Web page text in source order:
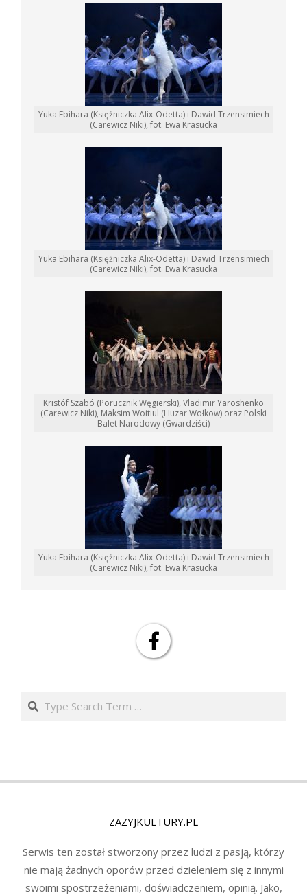
Yuka Ebihara (Księżniczka Alix-Odetta) i Dawid Trzensimiech
(Carewicz Niki), fot. Ewa Krasucka
Yuka Ebihara (Księżniczka Alix-Odetta) i Dawid Trzensimiech
(Carewicz Niki), fot. Ewa Krasucka
Kristóf Szabó (Porucznik Węgierski), Vladimir Yaroshenko
(Carewicz Niki), Maksim Woitiul (Huzar Wołkow) oraz Polski
Balet Narodowy (Gwardziści)
Yuka Ebihara (Księżniczka Alix-Odetta) i Dawid Trzensimiech
(Carewicz Niki), fot. Ewa Krasucka
Search
ZAZYJKULTURY.PL
Serwis ten został stworzony przez ludzi z pasją, którzy
nie mają żadnych oporów przed dzieleniem się z innymi
swoimi spostrzeżeniami, doświadczeniem, opinią. Jako,